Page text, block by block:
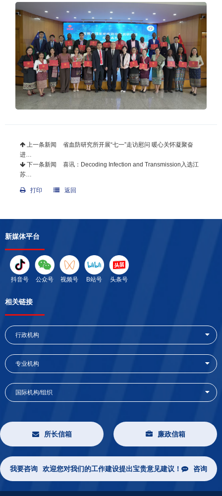
上一条新闻
省血防研究所开展“七一”走访慰问 暖心关怀凝聚奋
进…
下一条新闻
喜讯：Decoding Infection and Transmission入选江
苏…
打印 返回
新媒体平台
抖音号 公众号 视频号 B站号 头条号
相关链接
行政机构
专业机构
国际机构/组织
所长信箱 廉政信箱
我要咨询 欢迎您对我们的工作建设提出宝贵意见建议！ 咨询